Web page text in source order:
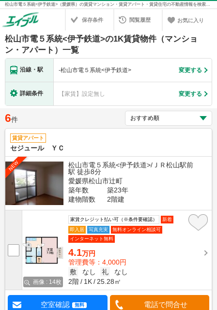
松山市電５系統<伊予鉄道>（愛媛県）の賃貸マンション・賃貸アパート・賃貸住宅の不動産情報を検索！不動産賃貸の物件探しは、お部屋探しのエイブル
保存条件 閲覧履歴 お気に入り
松山市電５系統<伊予鉄道>の1K賃貸物件（マンショ
ン・アパート）一覧
沿線・駅 -松山市電５系統<伊予鉄道> 変更する
詳細条件 【家賃】設定無し 変更する
6件
賃貸アパート
セジュール ＹＣ
NEW
松山市電５系統<伊予鉄道>/ＪＲ松山駅前
駅 徒歩8分
愛媛県松山市辻町
築年数
築23年
建物階数
2階建
画像 : 14枚
家賃クレジット払い可（※条件要確認）
新着
即入居
写真充実
無料オンライン相談可
インターネット無料
4.1万円
管理費等：4,000円
敷
なし 礼
なし
2階
1K 25.28㎡
空室確認 無料 電話で問合せ